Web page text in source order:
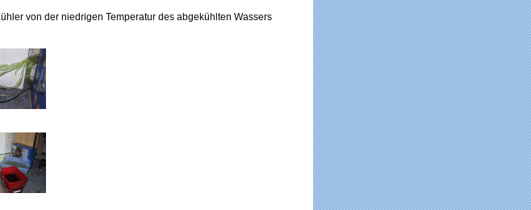
von der niedrigen Temperatur des abgekühlten Wassers